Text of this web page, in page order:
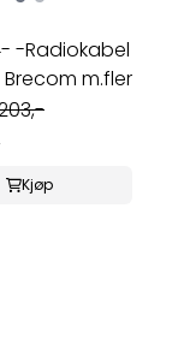
-Radiokabel
m.fler
Kjøp